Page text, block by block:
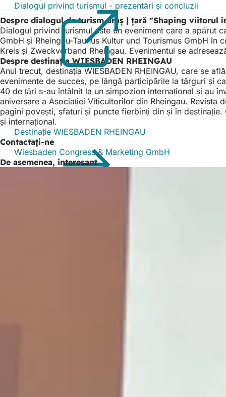
Dialogul privind turismul - prezentări și concluzii
într-
o
filă
nouă)
Despre dialogul de turism oraș | țară "Shaping viitorul
Dialogul privind turismul este un eveniment care a apărut
GmbH și Rheingau-Taunus Kultur und Tourismus GmbH
Kreis și Zweckverband Rheingau. Evenimentul se
Despre destinația WIESBADEN RHEINGAU
Anul trecut, destinația WIESBADEN RHEINGAU, care se
evenimente de succes, pe lângă participările la târguri și
40 de țări s-au întâlnit la un simpozion internațional și au
aniversare a Asociației Viticultorilor din Rheingau. Revista
pagini povești, sfaturi și puncte fierbinți din și în
și internațional.
Destinație WIESBADEN RHEINGAU
Contactați-ne
Wiesbaden Congress & Marketing GmbH
De asemenea, interesant